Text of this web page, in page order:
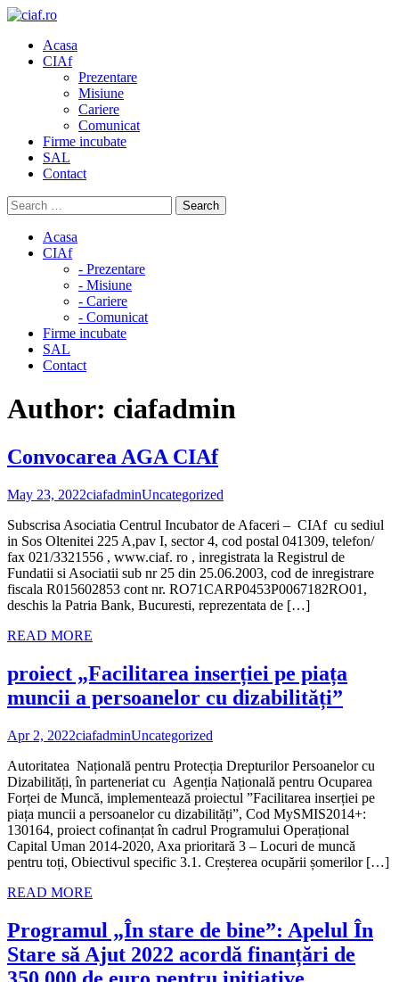
Acasa
CIAf
Prezentare
Misiune
Cariere
Comunicat
Firme incubate
SAL
Contact
Acasa
CIAf
- Prezentare
- Misiune
- Cariere
- Comunicat
Firme incubate
SAL
Contact
Author: ciafadmin
Convocarea AGA CIAf
May 23, 2022ciafadminUncategorized
Subscrisa Asociatia Centrul Incubator de Afaceri – CIAf cu sediul
in Sos Oltenitei 225 A,pav I, sector 4, cod postal 041309, telefon/
fax 021/3321556 , www.ciaf. ro , inregistrata la Registrul de
Fundatii si Asociatii sub nr 25 din 25.06.2003, cod de inregistrare
fiscala R015602853 cont nr. RO71CARP0453P0067182RO01,
deschis la Patria Bank, Bucuresti, reprezentata de […]
READ MORE
proiect „Facilitarea inserției pe piața
muncii a persoanelor cu dizabilități”
Apr 2, 2022ciafadminUncategorized
Autoritatea Națională pentru Protecția Drepturilor Persoanelor cu
Dizabilități, în parteneriat cu Agenția Națională pentru Ocuparea
Forței de Muncă, implementează proiectul ”Facilitarea inserției pe
piața muncii a persoanelor cu dizabilități”, Cod MySMIS2014+:
130164, proiect cofinanțat în cadrul Programului Operațional
Capital Uman 2014-2020, Axa prioritară 3 – Locuri de muncă
pentru toți, Obiectivul specific 3.1. Creșterea ocupării șomerilor […]
READ MORE
Programul „În stare de bine”: Apelul În
Stare să Ajut 2022 acordă finanțări de